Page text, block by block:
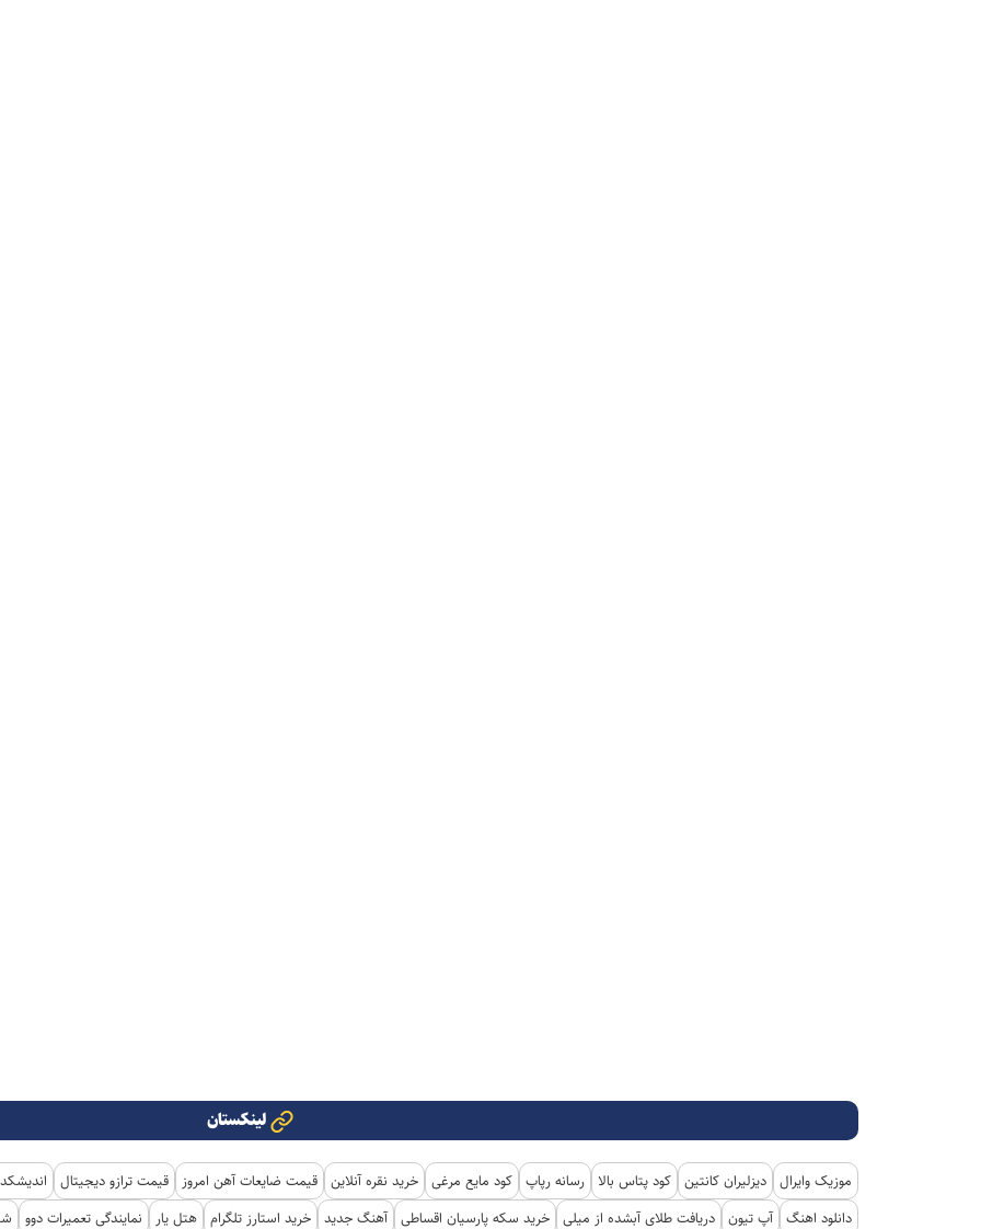
لینکستان
موزیک وایرال دیزلیران کانتین کود پتاس بالا رسانه رپاپ کود مایع مرغی خرید نقره آنلاین قیمت ضایعات آهن امروز قیمت ترازو دیجیتال
دانلود اهنگ آپ تیون دریافت طلای آبشده از میلی خرید سکه پارسیان اقساطی آهنگ جدید خرید استارز تلگرام هتل یار نمایندگی تعمیرات دوو